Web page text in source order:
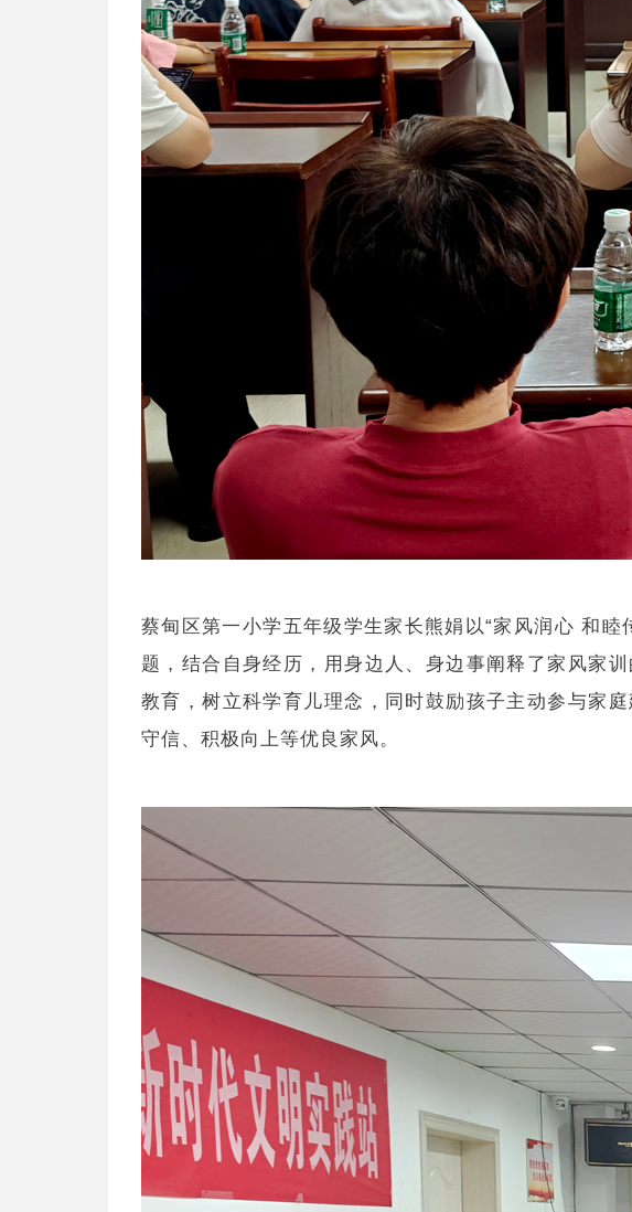
蔡甸区第一小学五年级学生家长熊娟以“家风润心 和
题，结合自身经历，用身边人、身边事阐释了家风家
教育，树立科学育儿理念，同时鼓励孩子主动参与家
守信、积极向上等优良家风。